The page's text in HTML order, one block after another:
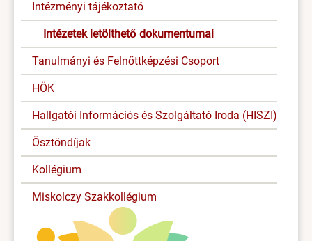
Intézményi tájékoztató
Intézetek letölthető dokumentumai
Tanulmányi és Felnőttképzési Csoport
HÖK
Hallgatói Információs és Szolgáltató Iroda (HISZI)
Ösztöndíjak
Kollégium
Miskolczy Szakkollégium